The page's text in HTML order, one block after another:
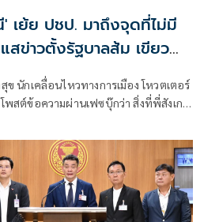
เย้ย ปชป. มาถึงจุดที่ไม่มี
แสข่าวตั้งรัฐบาลส้ม เขียว
มีฟ้าเลย
นักเคลื่อนไหวทางการเมือง โหวตเตอร์
พสต์ข้อความผ่านเฟซบุ๊กว่า สิ่งที่พี่สังเกต
คที่ทุกฝั่งลืมได้ไงเนี้ย